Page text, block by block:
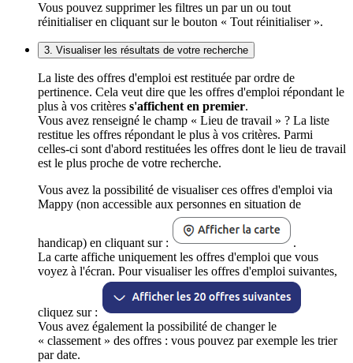
Vous pouvez supprimer les filtres un par un ou tout
réinitialiser en cliquant sur le bouton « Tout réinitialiser ».
3. Visualiser les résultats de votre recherche
La liste des offres d'emploi est restituée par ordre de
pertinence. Cela veut dire que les offres d'emploi répondant le
plus à vos critères s'affichent en premier.
Vous avez renseigné le champ « Lieu de travail » ? La liste
restitue les offres répondant le plus à vos critères. Parmi
celles-ci sont d'abord restituées les offres dont le lieu de travail
est le plus proche de votre recherche.
Vous avez la possibilité de visualiser ces offres d'emploi via
Mappy (non accessible aux personnes en situation de
handicap) en cliquant sur :
.
La carte affiche uniquement les offres d'emploi que vous
voyez à l'écran. Pour visualiser les offres d'emploi suivantes,
cliquez sur :
Vous avez également la possibilité de changer le
« classement » des offres : vous pouvez par exemple les trier
par date.